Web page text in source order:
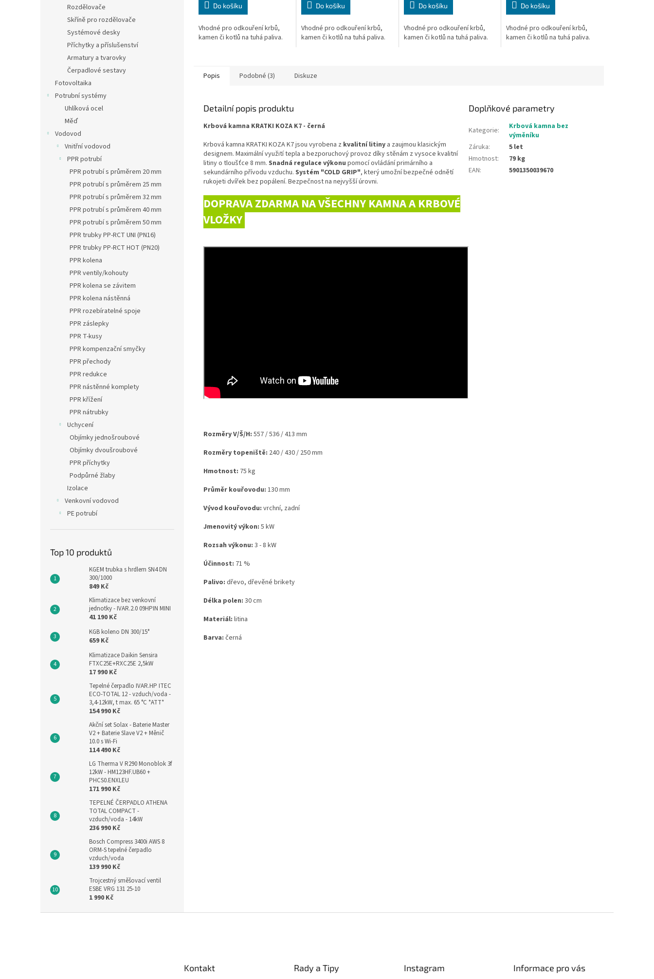
Rozdělovače
Skříně pro rozdělovače
Systémové desky
Příchytky a příslušenství
Armatury a tvarovky
Čerpadlové sestavy
Fotovoltaika
Potrubní systémy
Uhlíková ocel
Měď
Vodovod
Vnitřní vodovod
PPR potrubí
PPR potrubí s průměrem 20 mm
PPR potrubí s průměrem 25 mm
PPR potrubí s průměrem 32 mm
PPR potrubí s průměrem 40 mm
PPR potrubí s průměrem 50 mm
PPR trubky PP-RCT UNI (PN16)
PPR trubky PP-RCT HOT (PN20)
PPR kolena
PPR ventily/kohouty
PPR kolena se závitem
PPR kolena nástěnná
PPR rozebíratelné spoje
PPR záslepky
PPR T-kusy
PPR kompenzační smyčky
PPR přechody
PPR redukce
PPR nástěnné komplety
PPR křížení
PPR nátrubky
Uchycení
Objímky jednošroubové
Objímky dvoušroubové
PPR příchytky
Podpůrné žlaby
Izolace
Venkovní vodovod
PE potrubí
Top 10 produktů
KGEM trubka s hrdlem SN4 DN
300/1000
849 Kč
Klimatizace bez venkovní
jednotky - IVAR.2.0 09HPIN MINI
41 190 Kč
KGB koleno DN 300/15°
659 Kč
Klimatizace Daikin Sensira
FTXC25E+RXC25E 2,5kW
17 990 Kč
Tepelné čerpadlo IVAR.HP ITEC
ECO-TOTAL 12 - vzduch/voda -
3,4-12kW, t max. 65 °C *ATT*
154 990 Kč
Akční set Solax - Baterie Master
V2 + Baterie Slave V2 + Měnič
10.0 s Wi-Fi
114 490 Kč
LG Therma V R290 Monoblok 3f
12kW - HM123HF.UB60 +
PHCS0.ENXLEU
171 990 Kč
TEPELNÉ ČERPADLO ATHENA
TOTAL COMPACT -
vzduch/voda - 14kW
236 990 Kč
Bosch Compress 3400i AWS 8
ORM-S tepelné čerpadlo
vzduch/voda
139 990 Kč
Trojcestný směšovací ventil
ESBE VRG 131 25-10
1 990 Kč
Do košíku
Vhodné pro odkouření krbů,
kamen či kotlů na tuhá paliva.
Do košíku
Vhodné pro odkouření krbů,
kamen či kotlů na tuhá paliva.
Do košíku
Vhodné pro odkouření krbů,
kamen či kotlů na tuhá paliva.
Do košíku
Vhodné pro odkouření krbů,
kamen či kotlů na tuhá paliva.
Popis Podobné (3) Diskuze
Detailní popis produktu
Krbová kamna KRATKI KOZA K7 - černá
Krbová kamna KRATKI KOZA K7 jsou vyrobena z kvalitní litiny a zaujmou klasickým
designem. Maximální využití tepla a bezporuchový provoz díky stěnám z vysoce kvalitní
litiny o tloušťce 8 mm. Snadná regulace výkonu pomocí ovládání primárního a
sekundárního přívodu vzduchu. Systém "COLD GRIP", který umožní bezpečné odnětí
rukojeti dvířek bez popálení. Bezpečnost na nejvyšší úrovni.
DOPRAVA ZDARMA NA VŠECHNY KAMNA A KRBOVÉ
VLOŽKY
Rozměry V/Š/H: 557 / 536 / 413 mm
Rozměry topeniště: 240 / 430 / 250 mm
Hmotnost: 75 kg
Průměr kouřovodu: 130 mm
Vývod kouřovodu: vrchní, zadní
Jmenovitý výkon: 5 kW
Rozsah výkonu: 3 - 8 kW
Účinnost: 71 %
Palivo: dřevo, dřevěné brikety
Délka polen: 30 cm
Materiál: litina
Barva: černá
Doplňkové parametry
Kategorie:
Krbová kamna bez
výměníku
Záruka:
5 let
Hmotnost:
79 kg
EAN: 5901350039670
Kontakt Rady a Tipy Instagram Informace pro vás